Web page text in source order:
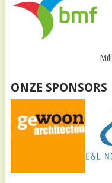
ONZE SPONSORS